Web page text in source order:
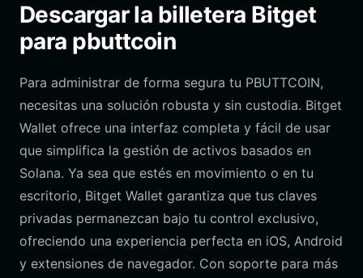
Descargar la billetera Bitget
para pbuttcoin
Para administrar de forma segura tu PBUTTCOIN,
necesitas una solución robusta y sin custodia. Bitget
Wallet ofrece una interfaz completa y fácil de usar
que simplifica la gestión de activos basados en
Solana. Ya sea que estés en movimiento o en tu
escritorio, Bitget Wallet garantiza que tus claves
privadas permanezcan bajo tu control exclusivo,
ofreciendo una experiencia perfecta en iOS, Android
y extensiones de navegador. Con soporte para más